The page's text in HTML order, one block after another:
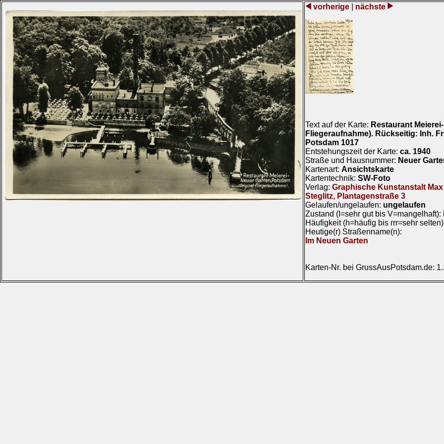
vorherige nächste
Text auf der Karte: Restaurant
Fliegeraufnahme). Rückseitig: Inh.
Potsdam 1017
Entstehungszeit der Karte: ca. 1940
Straße und Hausnummer: Neuer
Kartenart: Ansichtskarte
Kartentechnik: SW-Foto
Verlag: Graphische Kunstanstalt
Steglitz, Plantagenstraße 3
Gelaufen/ungelaufen: ungelaufen
Zustand (I=sehr gut bis V=mangelhaft):
Häufigkeit (h=häufig bis rrr=sehr
Heutige(r) Straßenname(n):
Im Neuen Garten
Karten-Nr. bei GrussAusPotsdam.de: